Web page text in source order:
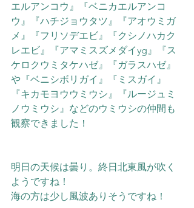
エルアンコウ』『ベニカエルアンコ
ウ』『ハチジョウタツ』『アオウミガ
メ』『フリソデエビ』『クシノハカク
レエビ』『アマミスズメダイyg』
『ス
ケロクウミタケハゼ』『ガラスハゼ』
や『ベニシボリガイ』
『ミスガイ』
『キカモヨウウミウシ』
『ルージュミ
ノウミウシ』などのウミウシの仲間 も
観察できました！
明日の天候は曇り。終日北東風が吹く
ようですね！
海の方は少し風波ありそうですね！